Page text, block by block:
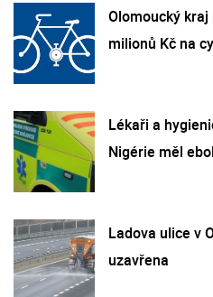
Olomoucký
milionů Kč na
Lékaři a
Nigérie měl
Ladova ulice v
uzavřena